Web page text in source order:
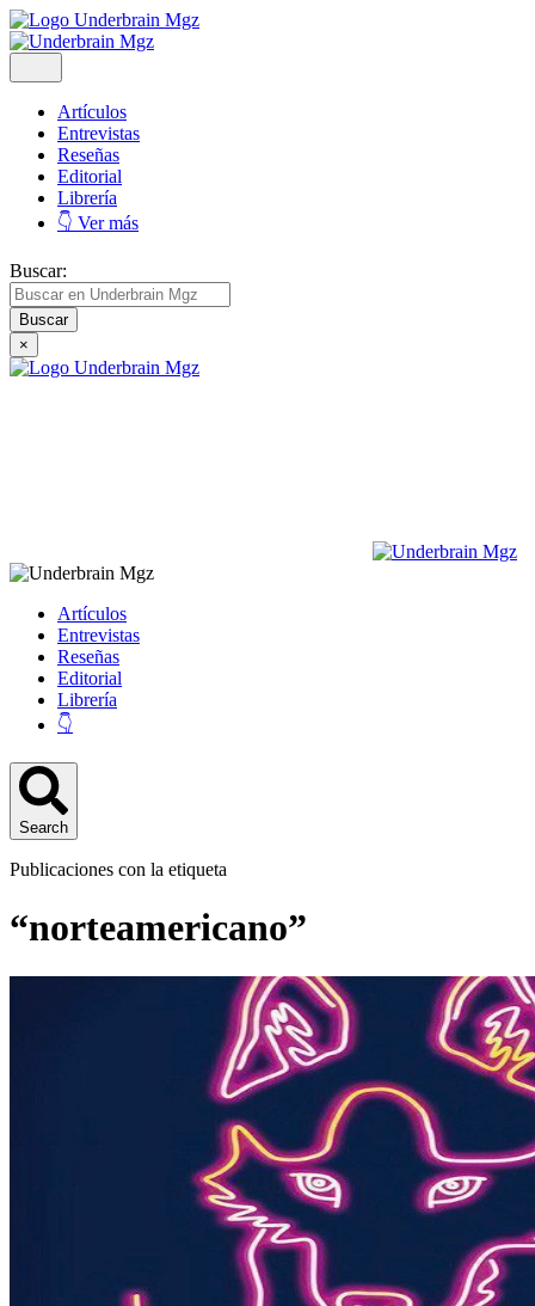
Artículos
Entrevistas
Reseñas
Editorial
Librería
👇 Ver más
Buscar:
×
Artículos
Entrevistas
Reseñas
Editorial
Librería
👇
Search
Publicaciones con la etiqueta
“norteamericano”